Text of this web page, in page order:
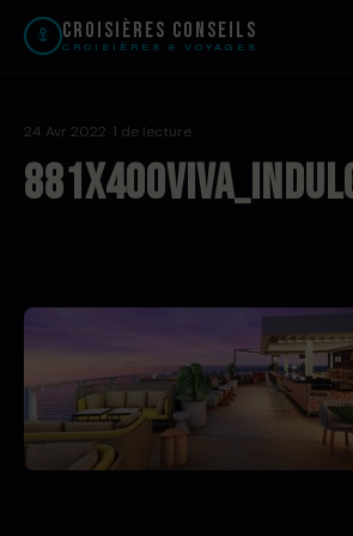
Croisières Conseils
CROISIÈRES & VOYAGES
24 Avr 2022 · 1 de lecture